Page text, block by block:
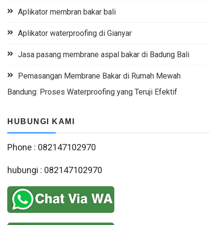
Aplikator membran bakar bali
Aplikator waterproofing di Gianyar
Jasa pasang membrane aspal bakar di Badung Bali
Pemasangan Membrane Bakar di Rumah Mewah
Bandung: Proses Waterproofing yang Teruji Efektif
HUBUNGI KAMI
Phone : 082147102970
hubungi : 082147102970